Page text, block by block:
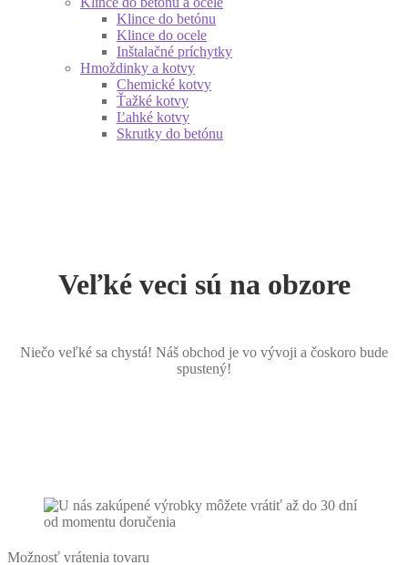
Klince do betónu
Klince do ocele
Inštalačné príchytky
Hmoždinky a kotvy
Chemické kotvy
Ťažké kotvy
Ľahké kotvy
Skrutky do betónu
Veľké veci sú na obzore
Niečo veľké sa chystá! Náš obchod je vo vývoji a čoskoro bude
spustený!
Možnosť vrátenia tovaru